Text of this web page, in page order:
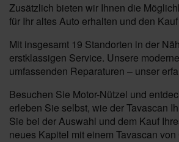
Zusätzlich bieten wir Ihnen die
für Ihr altes Auto erhalten und den
Mit insgesamt 19 Standorten in der
erstklassigen Service. Unsere
umfassenden Reparaturen – unser
Besuchen Sie Motor-Nützel und
erleben Sie selbst, wie der Tavascan
Sie bei der Auswahl und dem Kauf
neues Kapitel mit einem Tavascan